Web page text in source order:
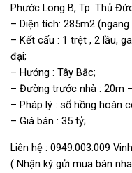
Phước Long B, Tp. Thủ
– Diện tích: 285m2
– Kết cấu : 1 trệt , 2 lầu,
đại;
– Hướng : Tây Bắc;
– Đường trước nhà : 20m
– Pháp lý : sổ hồng hoàn
– Giá bán : 35 tỷ;
Liên hệ : 0949.003.009
( Nhận ký gửi mua bán